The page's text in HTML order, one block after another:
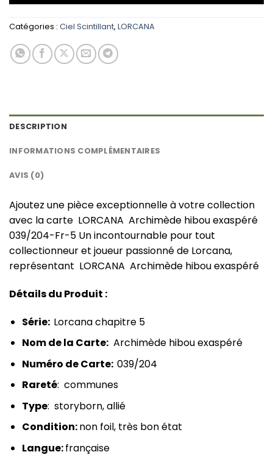
Catégories : Ciel Scintillant, LORCANA
DESCRIPTION
INFORMATIONS COMPLÉMENTAIRES
AVIS (0)
Ajoutez une pièce exceptionnelle à votre collection
avec la carte LORCANA Archimède hibou exaspéré
039/204-Fr-5 Un incontournable pour tout
collectionneur et joueur passionné de Lorcana,
représentant LORCANA Archimède hibou exaspéré
Détails du Produit :
Série: Lorcana chapitre 5
Nom de la Carte:Archimède hibou exaspéré
Numéro de Carte: 039/204
Rareté: communes
Type: storyborn, allié
Condition:non foil, très bon état
Langue:française